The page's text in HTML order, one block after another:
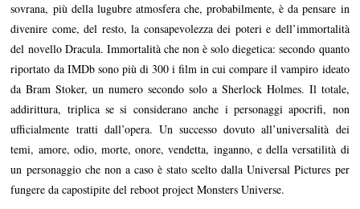
sovrana, più della lugubre atmosfera che, probabilmente, è da pensare in
divenire come, del resto, la consapevolezza dei poteri e dell’immortalità
del novello Dracula. Immortalità che non è solo diegetica: secondo quanto
riportato da IMDb sono più di 300 i film in cui compare il vampiro ideato
da Bram Stoker, un numero secondo solo a Sherlock Holmes. Il totale,
addirittura, triplica se si considerano anche i personaggi apocrifi, non
ufficialmente tratti dall’opera. Un successo dovuto all’universalità dei
temi, amore, odio, morte, onore, vendetta, inganno, e della versatilità di
un personaggio che non a caso è stato scelto dalla Universal Pictures per
fungere da capostipite del reboot project Monsters Universe.